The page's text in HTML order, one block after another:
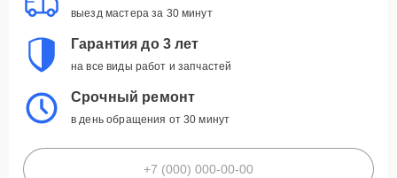
выезд мастера за 30 минут
Гарантия до 3 лет
на все виды работ и запчастей
Срочный ремонт
в день обращения от 30 минут